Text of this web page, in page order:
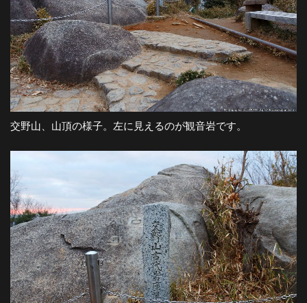
阪
の
夜
景
と
都
市
交野山、山頂の様子。左に見えるのが観音岩です。